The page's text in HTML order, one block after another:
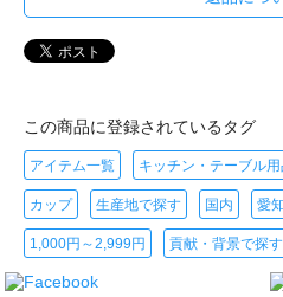
この商品に登録されているタグ
アイテム一覧 キッチン・テーブル
カップ 生産地で探す 国内 愛
1,000円～2,999円 貢献・背景で探す